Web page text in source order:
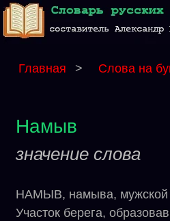
Главная > Слова на
Намыв
значение слова
НАМЫВ, намыва, мужской
Участок берега,